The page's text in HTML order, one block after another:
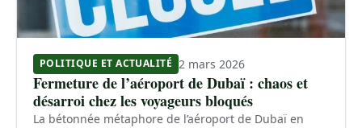
POLITIQUE ET ACTUALITÉ 2 mars 2026
Fermeture de l’aéroport de Dubaï : chaos et
désarroi chez les voyageurs bloqués
La bétonnée métaphore de l’aéroport de Dubaï en